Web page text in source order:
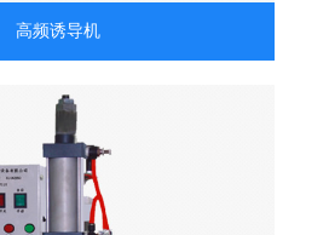
高频诱导机